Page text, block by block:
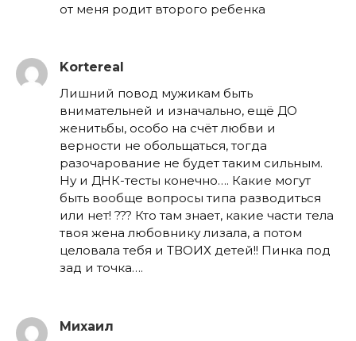
от меня родит второго ребенка
Kortereal
Лишний повод мужикам быть
внимательней и изначально, ещё ДО
женитьбы, особо на счёт любви и
верности не обольщаться, тогда
разочарование не будет таким сильным.
Ну и ДНК-тесты конечно…. Какие могут
быть вообще вопросы типа разводиться
или нет! ??? Кто там знает, какие части тела
твоя жена любовнику лизала, а потом
целовала тебя и ТВОИХ детей!! Пинка под
зад и точка….
Михаил